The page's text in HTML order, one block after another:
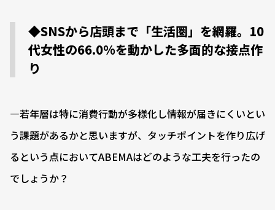
◆SNSから店頭まで「生活圏」を網羅。10
代女性の66.0%を動かした多面的な接点作
り
―若年層は特に消費行動が多様化し情報が届きにくいとい
う課題があるかと思いますが、タッチポイントを作り広げ
るという点においてABEMAはどのような工夫を行ったの
でしょうか？